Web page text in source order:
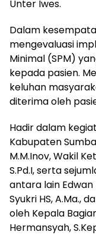
Unter Iwes.
Dalam
mengevaluasi
Minimal (SPM)
kepada pasien.
keluhan
diterima oleh
Hadir dalam
Kabupaten
M.M.Inov, Wakil
S.Pd.I, serta
antara lain Edwan
Syukri HS, A.Ma.,
oleh Kepala
Hermansyah,